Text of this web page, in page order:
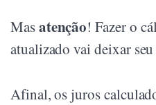
Masatenção! Fazer o
atualizado vai deixar
Afinal, os juros